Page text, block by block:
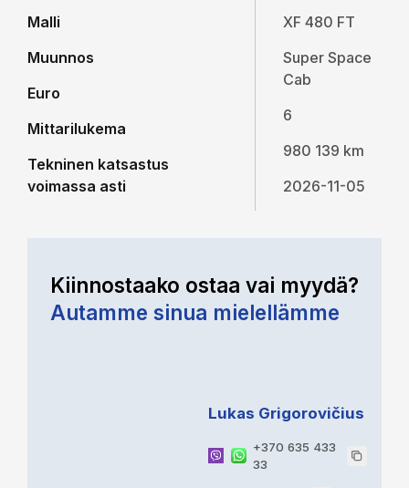
Malli
Muunnos
Euro
Mittarilukema
Tekninen katsastus
voimassa asti
XF 480 FT
Super Space
Cab
6
980 139 km
2026-11-05
Kiinnostaako ostaa vai myydä?
Autamme sinua mielellämme
Lukas Grigorovičius
+370 635 433
33